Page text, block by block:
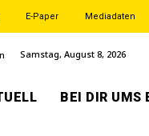
E-Paper Mediadaten
Samstag, August 8, 2026
BEI DIR UMS